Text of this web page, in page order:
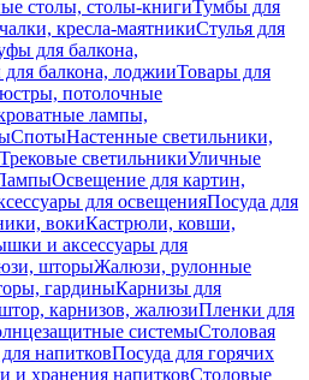
столы, столы-книгиТумбы для
кресла-маятникиСтулья для
для балкона,
балкона, лоджииТовары для
потолочные
лампы,
СпотыНастенные светильники,
Трековые светильникиУличные
Освещение для картин,
для освещенияПосуда для
вокиКастрюли, ковши,
и аксессуары для
шторыЖалюзи, рулонные
гардиныКарнизы для
карнизов, жалюзиПленки для
системыСтоловая
напитковПосуда для горячих
и хранения напитковСтоловые